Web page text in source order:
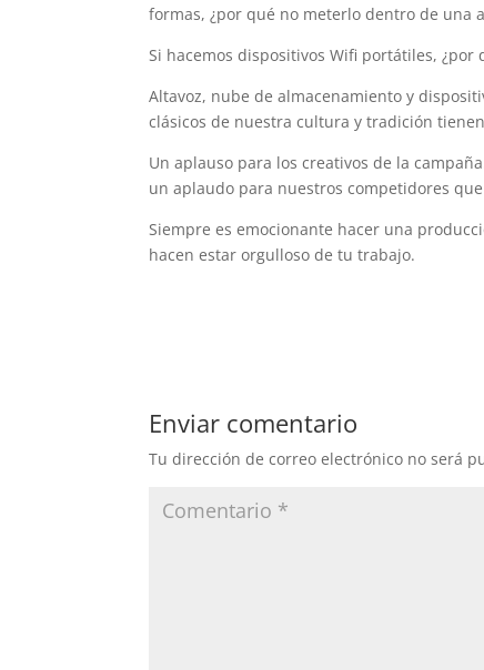
formas, ¿por qué no meterlo dentro de una
Si hacemos dispositivos Wifi portátiles,
Altavoz, nube de almacenamiento y
clásicos de nuestra cultura y tradición
Un aplauso para los creativos de la
un aplaudo para nuestros competidores
Siempre es emocionante hacer una
hacen estar orgulloso de tu trabajo.
Enviar comentario
Tu dirección de correo electrónico no será